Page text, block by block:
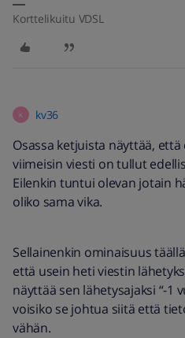
Korttelikuitu VDSL
K kv36
Osassa ketjuista näyttää,
viimeisin viesti on tullut
Eilenkin tuntui olevan jotain
oliko sama vika.
Sellainenkin ominaisuus
että usein heti viestin
näyttää sen lähetysajaksi “-1
voisiko se johtua siitä että
vähän.